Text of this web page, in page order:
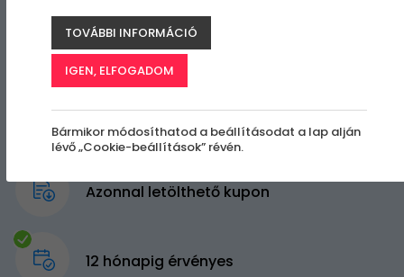
Azonnal letölthető kupon
12 hónapig érvényes
TOVÁBBI INFORMÁCIÓ
IGEN, ELFOGADOM
Bármikor módosíthatod a beállításodat a lap alján
lévő „Cookie-beállítások” révén.